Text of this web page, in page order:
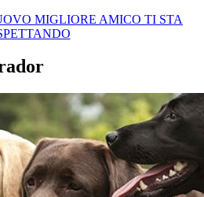
MIGLIORE AMICO TI STA